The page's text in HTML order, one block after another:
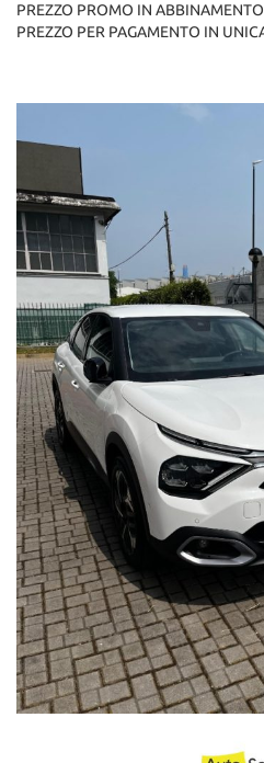
PREZZO PROMO IN
PREZZO PER PAGAMENTO IN